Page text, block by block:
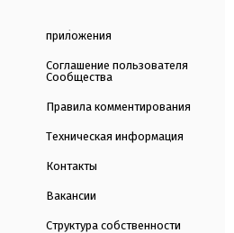
приложения
Соглашение пользователя
Сообщества
Правила комментирования
Техническая информация
Контакты
Вакансии
Структура собственности